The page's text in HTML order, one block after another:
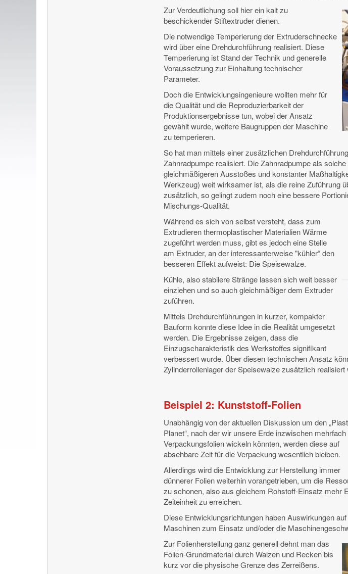
Zur Verdeutlichung soll hier ein kalt zu
beschickender Stiftextruder dienen.
Die notwendige Temperierung der Extruderschnecke
wird über eine Drehdurchführung realisiert. Diese
Temperierung ist Stand der Technik und generelle
Voraussetzung zur Einhaltung technischer
Parameter.
Doch die Entwicklungsingenieure wollten mehr für
die Qualität und die Reproduzierbarkeit der
Produktionsergebnisse tun, wobei der Ansatz
gewählt wurde, weitere Baugruppen der Maschine
zu temperieren.
So hat man mittels einer zusätzlichen
Zahnradpumpe realisiert. Die Zahnradpumpe als
gleichmäßigeren Ausstoßes und konstanter
Werkzeug) weit wirksamer ist, als die reine Zuführung
zusätzlich, so gelingt zudem noch eine bessere
Mischungs-Qualität.
Während es sich von selbst versteht, dass zum
Extrudieren thermoplastischer Materialien Wärme
zugeführt werden muss, gibt es jedoch eine Stelle
am Extruder, an der interessanterweise "kühler“ den
besseren Effekt aufweist: Die Speisewalze.
Kühle, also stabilere Stränge lassen sich weit besser
einziehen und so auch gleichmäßiger dem Extruder
zuführen.
Mittels Drehdurchführungen in kurzer, kompakter
Bauform konnte diese Idee in die Realität umgesetzt
werden. Die Ergebnisse zeigen, dass die
Einzugscharakteristik des Werkstoffes signifikant
verbessert wurde. Über diesen technischen Ansatz
Zylinderrollenlager der Speisewalze zusätzlich
Beispiel 2: Kunststoff-Folien
Unabhängig von der aktuellen Diskussion um den
Planet“, nach der wir unsere Erde inzwischen mehrfach
Verpackungsfolien wickeln könnten, werden diese auf
absehbare Zeit für die Verpackung wesentlich bleiben.
Allerdings wird die Entwicklung zur Herstellung immer
dünnerer Folien weiterhin vorangetrieben, um die
zu schonen, also aus gleichem Rohstoff-Einsatz mehr
Zeiteinheit zu erreichen.
Diese Entwicklungsrichtungen haben Auswirkungen
Maschinen zum Einsatz und/oder die
Zur Folienherstellung ganz generell dehnt man das
Folien-Grundmaterial durch Walzen und Recken bis
kurz vor die physische Grenze des Zerreißens.